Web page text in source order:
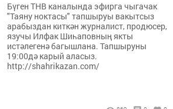
Бүген ТНВ каналында эфирга чыгачак
"Таяну ноктасы" тапшыруы вакытсыз
арабыздан киткән журналист, продюсер,
язучы Илфак Шиһаповның якты
истәлегенә багышлана. Тапшыруны
19:00дә карый аласыз.
http://shahrikazan.com/